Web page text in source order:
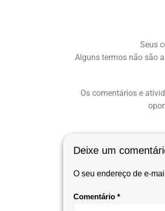
Seus
Alguns termos não são
Os comentários e
Deixe um
O seu endereço de e-
Comentário *